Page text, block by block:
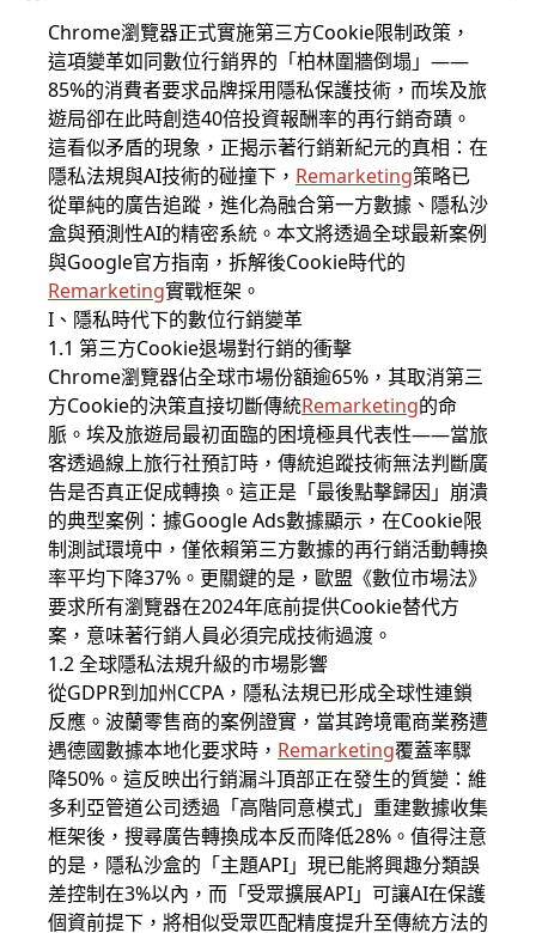
Chrome瀏覽器正式實施第三方Cookie限制政策，
這項變革如同數位行銷界的「柏林圍牆倒塌」——
85%的消費者要求品牌採用隱私保護技術，而埃及旅
遊局卻在此時創造40倍投資報酬率的再行銷奇蹟。
這看似矛盾的現象，正揭示著行銷新紀元的真相：在
隱私法規與AI技術的碰撞下， Remarketing策略已
從單純的廣告追蹤，進化為融合第一方數據、隱私沙
盒與預測性AI的精密系統。本文將透過全球最新案例
與Google官方指南，拆解後Cookie時代的
Remarketing實戰框架。
I、隱私時代下的數位行銷變革
1.1 第三方Cookie退場對行銷的衝擊
Chrome瀏覽器佔全球市場份額逾65%，其取消第三
方Cookie的決策直接切斷傳統Remarketing的命
脈。埃及旅遊局最初面臨的困境極具代表性——當旅
客透過線上旅行社預訂時，傳統追蹤技術無法判斷廣
告是否真正促成轉換。這正是「最後點擊歸因」崩潰
的典型案例：據Google Ads數據顯示，在Cookie限
制測試環境中，僅依賴第三方數據的再行銷活動轉換
率平均下降37%。更關鍵的是，歐盟《數位市場法》
要求所有瀏覽器在2024年底前提供Cookie替代方
案，意味著行銷人員必須完成技術過渡。
1.2 全球隱私法規升級的市場影響
從GDPR到加州CCPA，隱私法規已形成全球性連鎖
反應。波蘭零售商的案例證實，當其跨境電商業務遭
遇德國數據本地化要求時， Remarketing覆蓋率驟
降50%。這反映出行銷漏斗頂部正在發生的質變：維
多利亞管道公司透過「高階同意模式」重建數據收集
框架後，搜尋廣告轉換成本反而降低28%。值得注意
的是，隱私沙盒的「主題API」現已能將興趣分類誤
差控制在3%以內，而「受眾擴展API」可讓AI在保護
個資前提下，將相似受眾匹配精度提升至傳統方法的